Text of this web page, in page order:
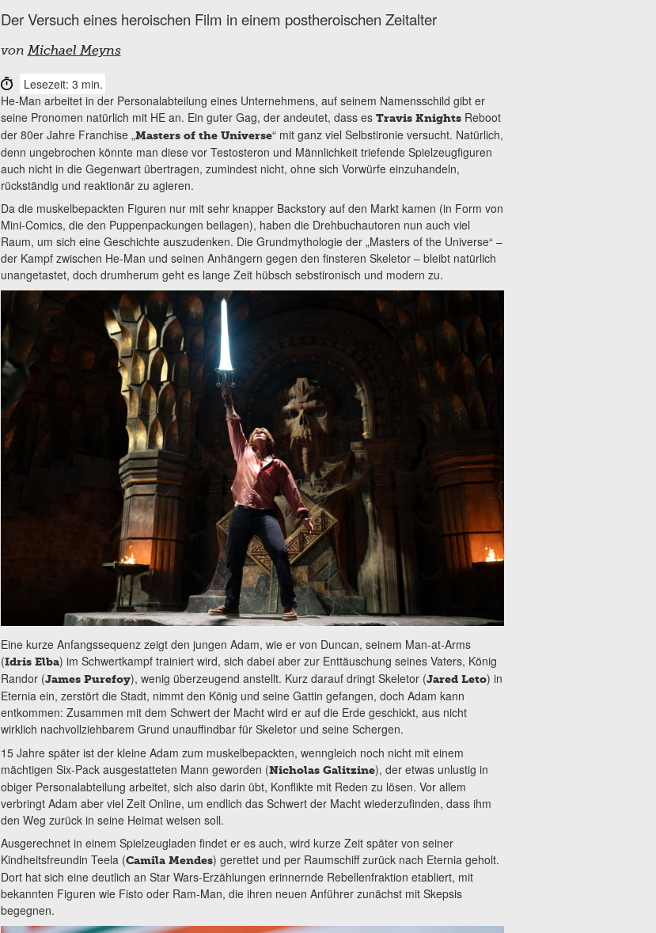
Der Versuch eines heroischen Film in einem postheroischen Zeitalter
vonMichael Meyns
Lesezeit: 3 min.
He-Man arbeitet in der Personalabteilung eines Unternehmens, auf seinem Namensschild gibt er
seine Pronomen natürlich mit HE an. Ein guter Gag, der andeutet, dass es Travis KnightsReboot
der 80er Jahre Franchise „Masters of the Universe“ mit ganz viel Selbstironie versucht. Natürlich,
denn ungebrochen könnte man diese vor Testosteron und Männlichkeit triefende Spielzeugfiguren
auch nicht in die Gegenwart übertragen, zumindest nicht, ohne sich Vorwürfe einzuhandeln,
rückständig und reaktionär zu agieren.
Da die muskelbepackten Figuren nur mit sehr knapper Backstory auf den Markt kamen (in Form von
Mini-Comics, die den Puppenpackungen beilagen), haben die Drehbuchautoren nun auch viel
Raum, um sich eine Geschichte auszudenken. Die Grundmythologie der „Masters of the Universe“ –
der Kampf zwischen He-Man und seinen Anhängern gegen den finsteren Skeletor – bleibt natürlich
unangetastet, doch drumherum geht es lange Zeit hübsch sebstironisch und modern zu.
Eine kurze Anfangssequenz zeigt den jungen Adam, wie er von Duncan, seinem Man-at-Arms
(Idris Elba) im Schwertkampf trainiert wird, sich dabei aber zur Enttäuschung seines Vaters, König
Randor (James Purefoy), wenig überzeugend anstellt. Kurz darauf dringt Skeletor (Jared Leto) in
Eternia ein, zerstört die Stadt, nimmt den König und seine Gattin gefangen, doch Adam kann
entkommen: Zusammen mit dem Schwert der Macht wird er auf die Erde geschickt, aus nicht
wirklich nachvollziehbarem Grund unauffindbar für Skeletor und seine Schergen.
15 Jahre später ist der kleine Adam zum muskelbepackten, wenngleich noch nicht mit einem
mächtigen Six-Pack ausgestatteten Mann geworden (Nicholas Galitzine), der etwas unlustig in
obiger Personalabteilung arbeitet, sich also darin übt, Konflikte mit Reden zu lösen. Vor allem
verbringt Adam aber viel Zeit Online, um endlich das Schwert der Macht wiederzufinden, dass ihm
den Weg zurück in seine Heimat weisen soll.
Ausgerechnet in einem Spielzeugladen findet er es auch, wird kurze Zeit später von seiner
Kindheitsfreundin Teela (Camila Mendes) gerettet und per Raumschiff zurück nach Eternia geholt.
Dort hat sich eine deutlich an Star Wars-Erzählungen erinnernde Rebellenfraktion etabliert, mit
bekannten Figuren wie Fisto oder Ram-Man, die ihren neuen Anführer zunächst mit Skepsis
begegnen.